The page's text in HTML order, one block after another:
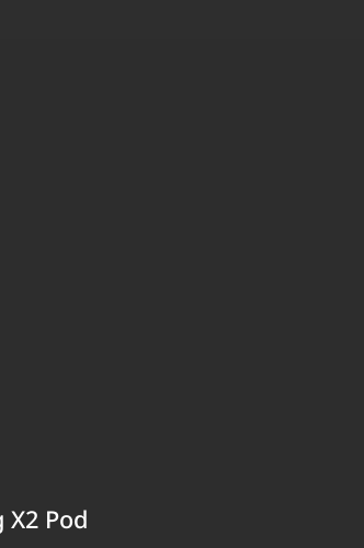
Pod